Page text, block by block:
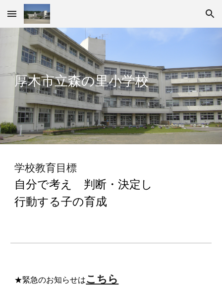
Skip to main content Skip to navigation
厚木市立森の里小学校
学校教育目標
自分で考え 判断 ・決定し
行動する子の育成
★緊急のお知らせはこちら